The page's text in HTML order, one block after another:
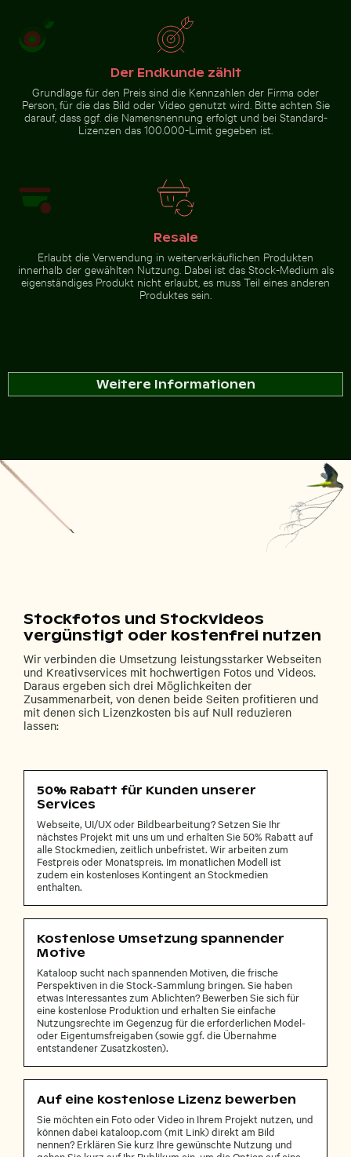
Verschwommene Bewegung
eines gelben Zuges am
Bahnhof Museumsinsel,
Berlin
Silberreiher auf einem Boot
in Holbox Island
Der Endkunde zählt
Grundlage für den Preis sind die Kennzahlen der Firma oder
Person, für die das Bild oder Video genutzt wird. Bitte achten Sie
darauf, dass ggf. die Namensnennung erfolgt und bei Standard-
Lizenzen das 100.000-Limit gegeben ist.
Resale
Erlaubt die Verwendung in weiterverkäuflichen Produkten
innerhalb der gewählten Nutzung. Dabei ist das Stock-Medium als
eigenständiges Produkt nicht erlaubt, es muss Teil eines anderen
Produktes sein.
Weitere Informationen
Stockfotos und Stockvideos
vergünstigt oder kostenfrei nutzen
Wir verbinden die Umsetzung leistungsstarker Webseiten
und Kreativservices mit hochwertigen Fotos und Videos.
Daraus ergeben sich drei Möglichkeiten der
Zusammenarbeit, von denen beide Seiten profitieren und
mit denen sich Lizenzkosten bis auf Null reduzieren
lassen:
50% Rabatt für Kunden unserer
Services
Webseite, UI/UX oder Bildbearbeitung? Setzen Sie Ihr
nächstes Projekt mit uns um und erhalten Sie 50% Rabatt auf
alle Stockmedien, zeitlich unbefristet. Wir arbeiten zum
Festpreis oder Monatspreis. Im monatlichen Modell ist
zudem ein kostenloses Kontingent an Stockmedien
enthalten.
Kostenlose Umsetzung spannender
Motive
Kataloop sucht nach spannenden Motiven, die frische
Perspektiven in die Stock-Sammlung bringen. Sie haben
etwas Interessantes zum Ablichten? Bewerben Sie sich für
eine kostenlose Produktion und erhalten Sie einfache
Nutzungsrechte im Gegenzug für die erforderlichen Model-
oder Eigentumsfreigaben (sowie ggf. die Übernahme
entstandener Zusatzkosten).
Auf eine kostenlose Lizenz bewerben
Sie möchten ein Foto oder Video in Ihrem Projekt nutzen, und
können dabei kataloop.com (mit Link) direkt am Bild
nennen? Erklären Sie kurz Ihre gewünschte Nutzung und